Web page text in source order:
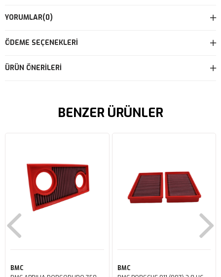
YORUMLAR(0)
ÖDEME SEÇENEKLERI
ÜRÜN ÖNERILERI
BENZER ÜRÜNLER
BMC
BMC